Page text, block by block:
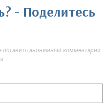
- Поделитесь
анонимный комментарий,